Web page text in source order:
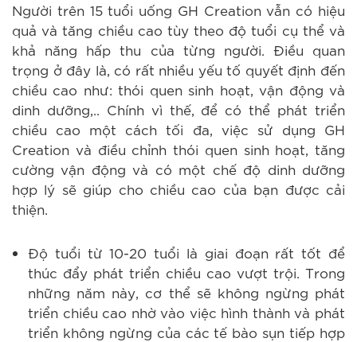
Người trên 15 tuổi uống GH Creation vẫn có hiệu
quả và tăng chiều cao tùy theo độ tuổi cụ thể và
khả năng hấp thu của từng người. Điều quan
trọng ở đây là, có rất nhiều yếu tố quyết định đến
chiều cao như: thói quen sinh hoạt, vận động và
dinh dưỡng,.. Chính vì thế, để có thể phát triển
chiều cao một cách tối đa, việc sử dụng GH
Creation và điều chỉnh thói quen sinh hoạt, tăng
cường vận động và có một chế độ dinh dưỡng
hợp lý sẽ giúp cho chiều cao của bạn được cải
thiện.
Độ tuổi từ 10-20 tuổi là giai đoạn rất tốt để
thúc đẩy phát triển chiều cao vượt trội. Trong
những năm này, cơ thể sẽ không ngừng phát
triển chiều cao nhờ vào việc hình thành và phát
triển không ngừng của các tế bào sụn tiếp hợp